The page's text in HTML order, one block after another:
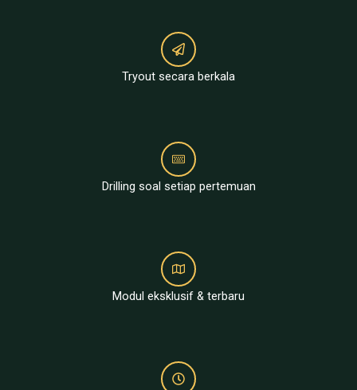
Tryout secara berkala
Drilling soal setiap pertemuan
Modul eksklusif & terbaru